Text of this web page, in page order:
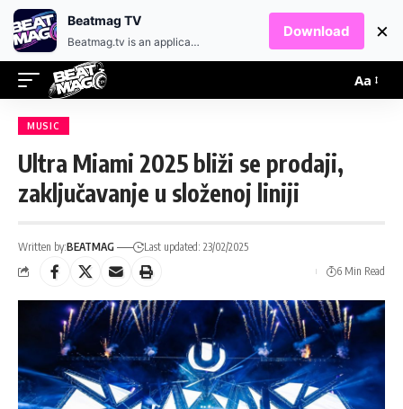
Aa
MUSIC
Ultra Miami 2025 bliži se prodaji,
zaključavanje u složenoj liniji
Written by:BEATMAG
Last updated: 23/02/2025
6 Min Read
Beatmag TV
Beatmag.tv is an application designed for fans of electronic music.
Download ×